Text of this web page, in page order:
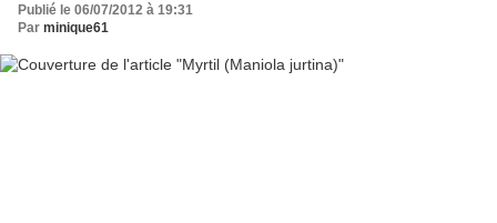
Publié le 06/07/2012 à 19:31
Par minique61